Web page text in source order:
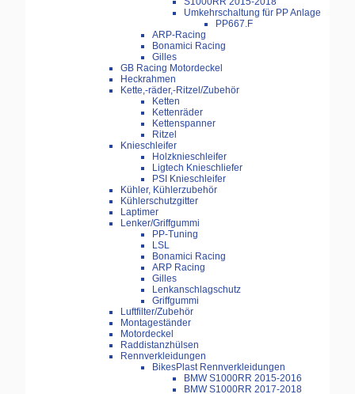
Umkehrschaltung für PP Anlage
PP667.F
ARP-Racing
Bonamici Racing
Gilles
GB Racing Motordeckel
Heckrahmen
Kette,-räder,-Ritzel/Zubehör
Ketten
Kettenräder
Kettenspanner
Ritzel
Knieschleifer
Holzknieschleifer
Ligtech Knieschliefer
PSI Knieschleifer
Kühler, Kühlerzubehör
Kühlerschutzgitter
Laptimer
Lenker/Griffgummi
PP-Tuning
LSL
Bonamici Racing
ARP Racing
Gilles
Lenkanschlagschutz
Griffgummi
Luftfilter/Zubehör
Montageständer
Motordeckel
Raddistanzhülsen
Rennverkleidungen
BikesPlast Rennverkleidungen
BMW S1000RR 2015-2016
BMW S1000RR 2017-2018